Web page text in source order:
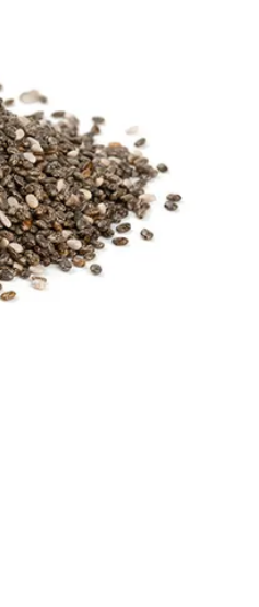
תבשילים ומרקים מזווה